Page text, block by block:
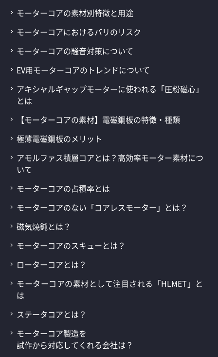
モーターコアの素材別特徴と用途
モーターコアにおけるバリのリスク
モーターコアの騒音対策について
EV用モーターコアのトレンドについて
アキシャルギャップモーターに使われる「圧粉磁心」
とは
【モーターコアの素材】電磁鋼板の特徴・種類
極薄電磁鋼板のメリット
アモルファス積層コアとは？高効率モーター素材につ
いて
モーターコアの占積率とは
モーターコアのない「コアレスモーター」とは？
磁気焼鈍とは？
モーターコアのスキューとは？
ローターコアとは？
モーターコアの素材として注目される「HLMET」と
は
ステータコアとは？
モーターコア製造を
試作から対応してくれる会社は？